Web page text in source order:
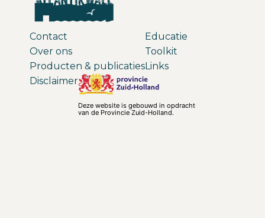
Contact
Over ons
Producten & publicaties
Educatie
Toolkit
Links
Disclaimer
Deze website is gebouwd in opdracht
van de Provincie Zuid-Holland.